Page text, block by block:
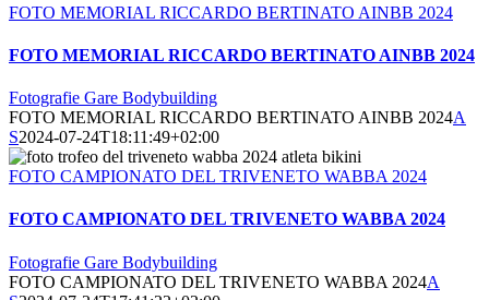
FOTO MEMORIAL RICCARDO BERTINATO AINBB 2024
FOTO MEMORIAL RICCARDO BERTINATO AINBB 2024
Fotografie Gare Bodybuilding
FOTO MEMORIAL RICCARDO BERTINATO AINBB 2024A
S2024-07-24T18:11:49+02:00
FOTO CAMPIONATO DEL TRIVENETO WABBA 2024
FOTO CAMPIONATO DEL TRIVENETO WABBA 2024
Fotografie Gare Bodybuilding
FOTO CAMPIONATO DEL TRIVENETO WABBA 2024A